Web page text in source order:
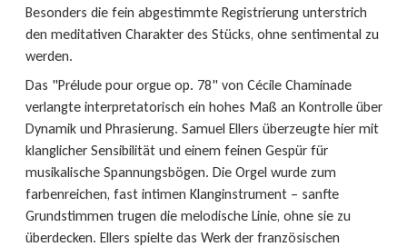
Besonders die fein abgestimmte Registrierung unterstrich
den meditativen Charakter des Stücks, ohne sentimental zu
werden.
Das "Prélude pour orgue op. 78" von Cécile Chaminade
verlangte interpretatorisch ein hohes Maß an Kontrolle über
Dynamik und Phrasierung. Samuel Ellers überzeugte hier mit
klanglicher Sensibilität und einem feinen Gespür für
musikalische Spannungsbögen. Die Orgel wurde zum
farbenreichen, fast intimen Klanginstrument – sanfte
Grundstimmen trugen die melodische Linie, ohne sie zu
überdecken. Ellers spielte das Werk der französischen